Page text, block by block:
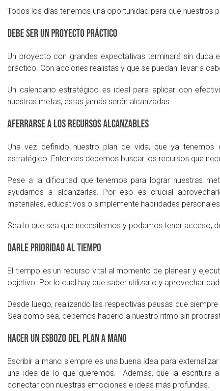
Todos los días tenemos una oportunidad para que nuestros
Debe ser un proyecto práctico
Un proyecto con grandes expectativas terminará sin
práctico. Con acciones realistas y que se puedan llevar a
Un calendario estratégico es ideal para aplicar con
nuestras metas, estas jamás serán alcanzadas.
Aferrarse a los recursos alcanzables
Una vez definido nuestro plan de vida, que ya
estratégico. Entonces debemos buscar los recursos que
Pese a la dificultad que tenemos para lograr nuestras
ayudarnos a alcanzarlas. Por eso es crucial
materiales, educativos o simplemente habilidades
Sea lo que sea que necesitemos y podamos tener acceso,
Darle prioridad al tiempo
El tiempo es un recurso vital al momento de planear y
objetivo. Por lo cual hay que saber utilizarlo y aprovechar
Desde luego, realizando las respectivas pausas que
Sea como sea, debemos hacerlo a nuestro ritmo sin
Hacer un esbozo del plan a mano
Escribir a mano siempre es una buena idea para
una idea de lo que queremos. Además, que la escritura
conectar con nuestras emociones e ideas más profundas.